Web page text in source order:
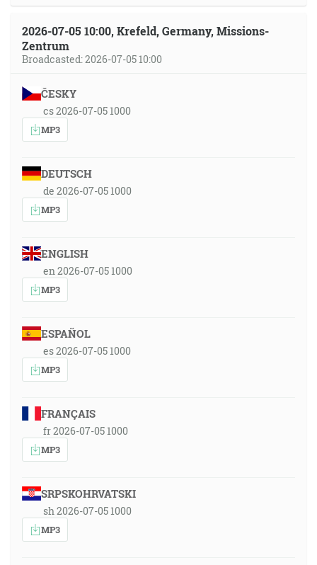
2026-07-05 10:00, Krefeld, Germany, Missions-
Zentrum
Broadcasted: 2026-07-05 10:00
ČESKY
cs 2026-07-05 1000
MP3
DEUTSCH
de 2026-07-05 1000
MP3
ENGLISH
en 2026-07-05 1000
MP3
ESPAÑOL
es 2026-07-05 1000
MP3
FRANÇAIS
fr 2026-07-05 1000
MP3
SRPSKOHRVATSKI
sh 2026-07-05 1000
MP3